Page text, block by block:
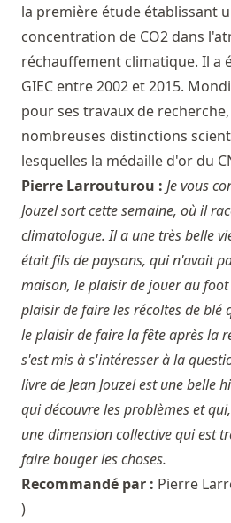
la première étude établissant
concentration de CO2 dans
réchauffement climatique. Il a
GIEC entre 2002 et 2015.
pour ses travaux de
nombreuses distinctions
lesquelles la médaille d'or du
Pierre Larrouturou : Je vous
Jouzel sort cette semaine, où il
climatologue. Il a une très belle
était fils de paysans, qui n'avait
maison, le plaisir de jouer au foot
plaisir de faire les récoltes de blé
le plaisir de faire la fête après la
s'est mis à s'intéresser à la
livre de Jean Jouzel est une belle
qui découvre les problèmes et
une dimension collective qui est
faire bouger les choses.
Recommandé par : Pierre
)